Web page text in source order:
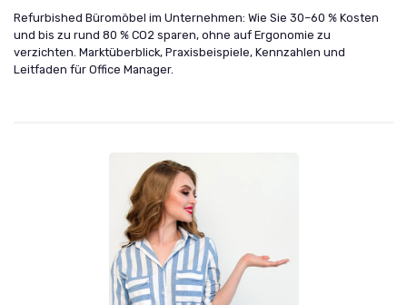
Refurbished Büromöbel im Unternehmen: Wie Sie 30–60 % Kosten
und bis zu rund 80 % CO2 sparen, ohne auf Ergonomie zu
verzichten. Marktüberblick, Praxisbeispiele, Kennzahlen und
Leitfaden für Office Manager.